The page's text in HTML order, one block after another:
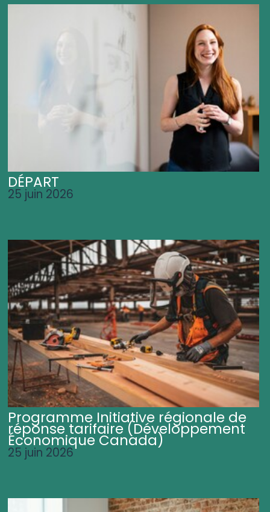
DÉPART
25 juin 2026
Programme Initiative régionale de
réponse tarifaire (Développement
Économique Canada)
25 juin 2026